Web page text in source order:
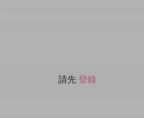
請先 登錄